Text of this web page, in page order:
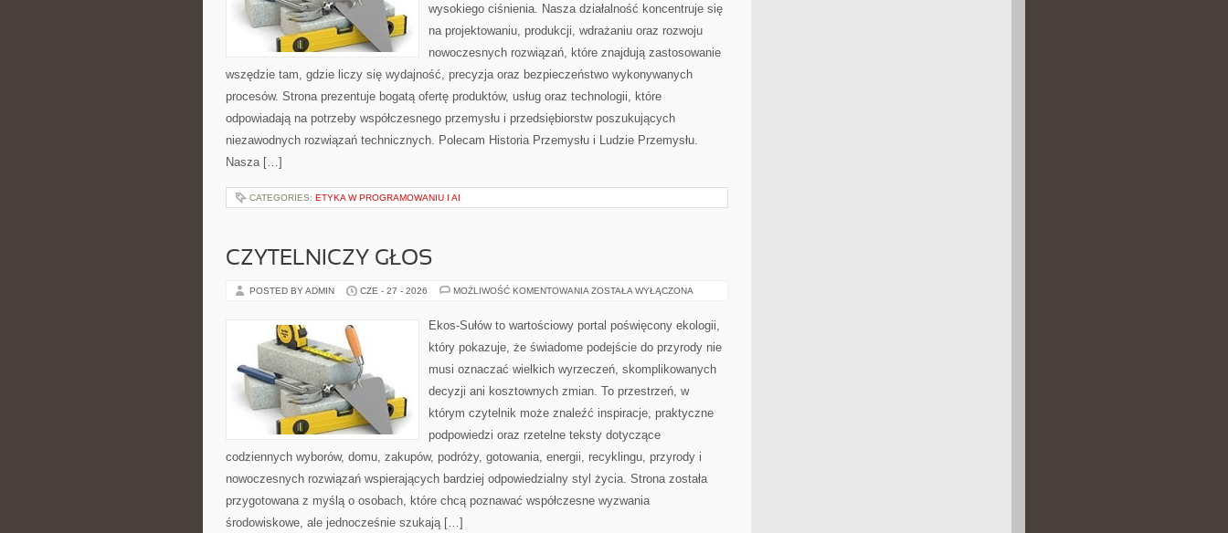
wysokiego ciśnienia. Nasza działalność koncentruje się
na projektowaniu, produkcji, wdrażaniu oraz rozwoju
nowoczesnych rozwiązań, które znajdują zastosowanie
wszędzie tam, gdzie liczy się wydajność, precyzja oraz bezpieczeństwo wykonywanych
procesów. Strona prezentuje bogatą ofertę produktów, usług oraz technologii, które
odpowiadają na potrzeby współczesnego przemysłu i przedsiębiorstw poszukujących
niezawodnych rozwiązań technicznych. Polecam Historia Przemysłu i Ludzie Przemysłu.
Nasza […]
CATEGORIES: ETYKA W PROGRAMOWANIU I AI
CZYTELNICZY GŁOS
POSTED BY ADMIN CZE - 27 - 2026 MOŻLIWOŚĆ KOMENTOWANIA CZYTELNICZY
ZOSTAŁA WYŁĄCZONA
Ekos-Sułów to wartościowy portal poświęcony ekologii,
który pokazuje, że świadome podejście do przyrody nie
musi oznaczać wielkich wyrzeczeń, skomplikowanych
decyzji ani kosztownych zmian. To przestrzeń, w
którym czytelnik może znaleźć inspiracje, praktyczne
podpowiedzi oraz rzetelne teksty dotyczące
codziennych wyborów, domu, zakupów, podróży, gotowania, energii, recyklingu, przyrody i
nowoczesnych rozwiązań wspierających bardziej odpowiedzialny styl życia. Strona została
przygotowana z myślą o osobach, które chcą poznawać współczesne wyzwania
środowiskowe, ale jednocześnie szukają […]